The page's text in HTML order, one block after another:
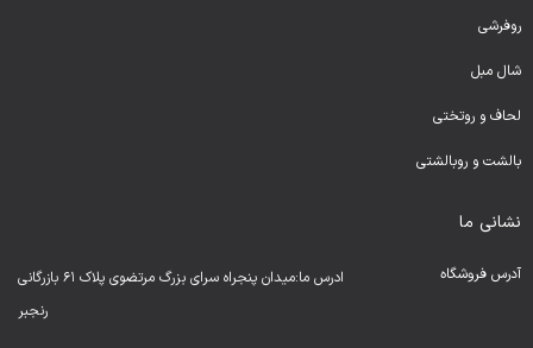
روفرشی
شال مبل
لحاف و روتختی
بالشت و روبالشتی
نشانی ما
آدرس فروشگاه
ادرس ما:میدان پنجراه سرای بزرگ مرتضوی پلاک ۶۱ بازرگانی
رنجبر